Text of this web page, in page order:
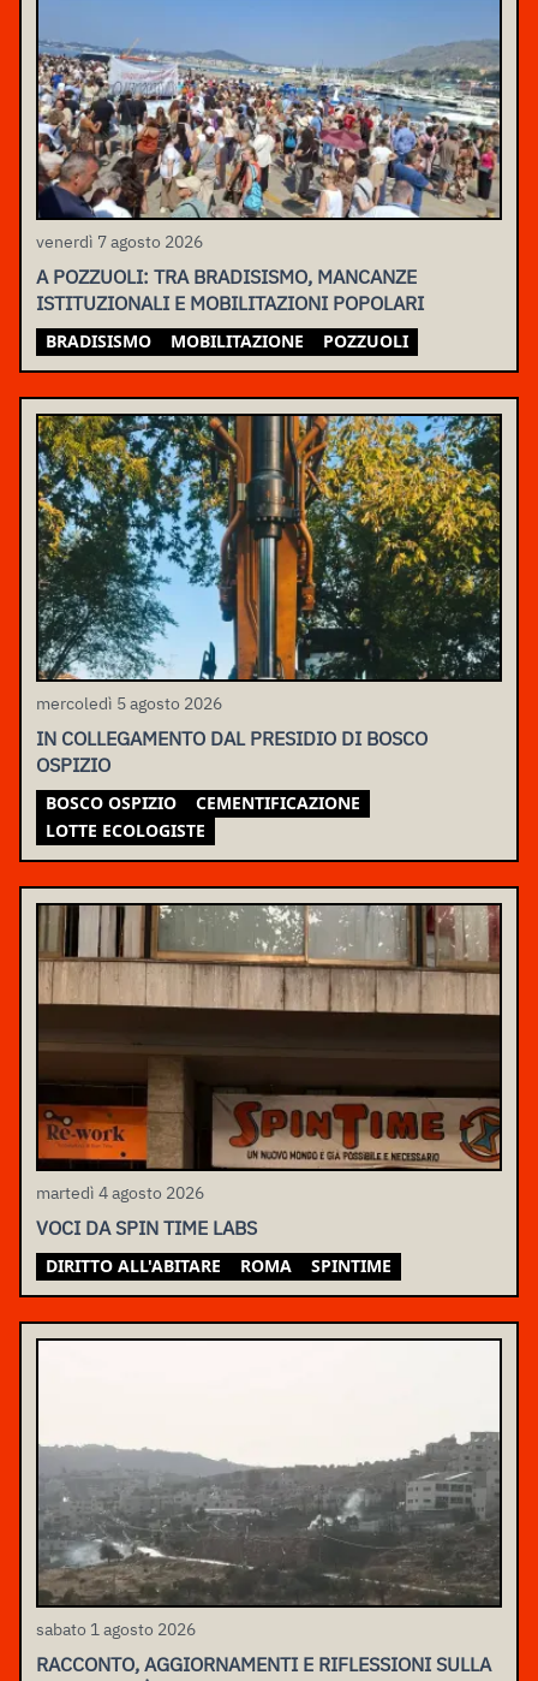
venerdì 7 agosto 2026
A POZZUOLI: TRA BRADISISMO, MANCANZE
ISTITUZIONALI E MOBILITAZIONI POPOLARI
BRADISISMO MOBILITAZIONE POZZUOLI
mercoledì 5 agosto 2026
IN COLLEGAMENTO DAL PRESIDIO DI BOSCO
OSPIZIO
BOSCO OSPIZIO
CEMENTIFICAZIONE
LOTTE ECOLOGISTE
martedì 4 agosto 2026
VOCI DA SPIN TIME LABS
DIRITTO ALL'ABITARE ROMA SPINTIME
sabato 1 agosto 2026
RACCONTO, AGGIORNAMENTI E RIFLESSIONI SULLA